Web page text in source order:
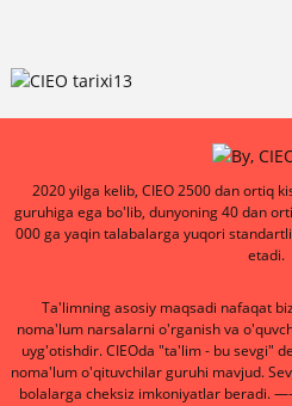
2020 yilga kelib, CIEO 2500 dan ortiq
guruhiga ega bo'lib, dunyoning 40 dan
000 ga yaqin talabalarga yuqori
etadi.
Ta'limning asosiy maqsadi nafaqat
noma'lum narsalarni o'rganish va
uyg'otishdir. CIEOda "ta'lim - bu sevgi"
noma'lum o'qituvchilar guruhi mavjud.
bolalarga cheksiz imkoniyatlar beradi.